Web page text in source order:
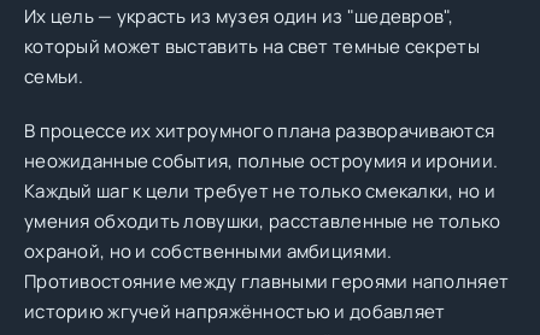
Их цель — украсть из музея один из "шедевров",
который может выставить на свет темные секреты
семьи.
В процессе их хитроумного плана разворачиваются
неожиданные события, полные остроумия и иронии.
Каждый шаг к цели требует не только смекалки, но и
умения обходить ловушки, расставленные не только
охраной, но и собственными амбициями.
Противостояние между главными героями наполняет
историю жгучей напряжённостью и добавляет